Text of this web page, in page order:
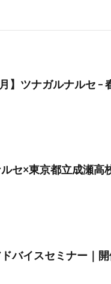
月】ツナガルナルセ
セ×東京都立成瀬高
バイスセミナー｜